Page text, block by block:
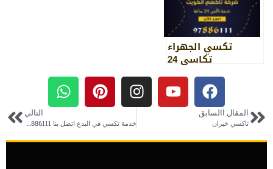
تكسي الجهراء
تكاسي 24
المقال االسابق
تاكسي خيران
التالي